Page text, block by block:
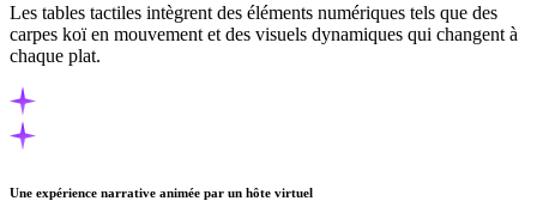
Les tables tactiles intègrent des éléments numériques tels que des
carpes koï en mouvement et des visuels dynamiques qui changent à
chaque plat.
Une expérience narrative animée par un hôte virtuel